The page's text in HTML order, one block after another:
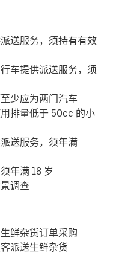
送服务，须持有有效
车提供派送服务，须
少应为两门汽车
排量低于 50cc 的小
送服务，须年满
年满 18 岁
调查
鲜杂货订单采购
派送生鲜杂货